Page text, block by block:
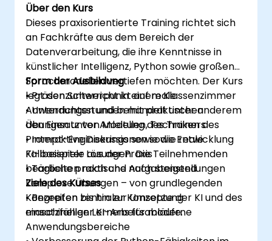
Bereitstellungen durchzuführen.
Über den Kurs
Dieses praxisorientierte Training richtet sich
an Fachkräfte aus dem Bereich der
Datenverarbeitung, die ihre Kenntnisse in
künstlicher Intelligenz, Python sowie großen
Sprachmodellen vertiefen möchten. Der Kurs
legt den Schwerpunkt auf reale
Anwendungen und behandelt unter anderem
den Einsatz von Modellen, Techniken des
Prompt-Engineerings sowie die Entwicklung
KI-basierter Lösungen. Die Teilnehmenden
bearbeiten nach und nach steigend
komplexe Übungen – von grundlegenden
Konzepten bis hin zur Umsetzung
einsatzfähiger KI-Arbeitsabläufe.
Form der Ausbildung
• Präsenzunterricht in einem Klassenzimmer
• Unterrichtsstunden mit praktischen
Übungen unter Anleitung des Trainers
• Interaktive Diskussionen sowie reale
Fallbeispiele aus der Praxis
• Tägliche praktische Aufgabenstellungen
Ziele des Kurses
• Begreifen zentraler Konzepte der KI und des
maschinellen Lernens für moderne
Anwendungsbereiche